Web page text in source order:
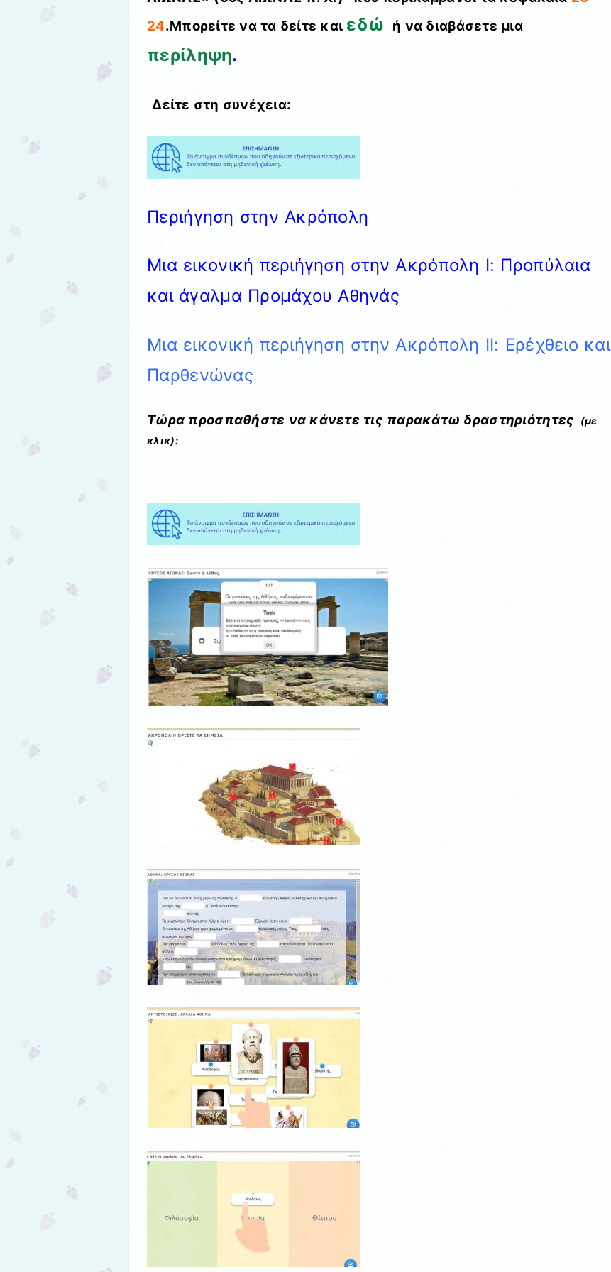
24.Μπορείτε να τα δείτε και εδώ ή να διαβάσετε μια
περίληψη.
Δείτε στη συνέχεια:
Περιήγηση στην Ακρόπολη
Μια εικονική περιήγηση στην Ακρόπολη Ι: Προπύλαια
και άγαλμα Προμάχου Αθηνάς
Μια εικονική περιήγηση στην Ακρόπολη ΙΙ: Ερέχθειο και
Παρθενώνας
Τώρα προσπαθήστε να κάνετε τις παρακάτω δραστηριότητες (με
κλικ):